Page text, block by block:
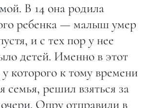
В 14 она родила
ребенка — малыш умер
и с тех пор у нее
детей. Именно в этот
которого к тому времени
семья, решил взяться за
Опру отправили в